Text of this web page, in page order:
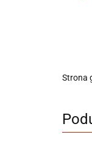
Strona